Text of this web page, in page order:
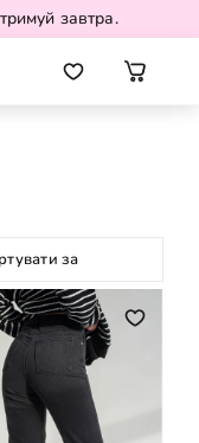
завтра.
за